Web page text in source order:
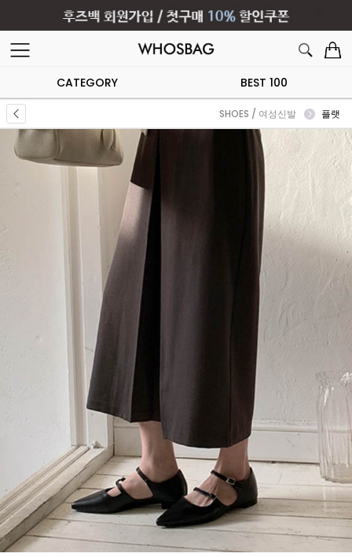
CATEGORY BEST 100
SHOES / 여성신발 플랫